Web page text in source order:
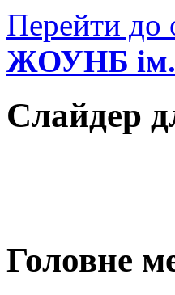
Перейти до
ЖОУНБ
Слайдер
Головне